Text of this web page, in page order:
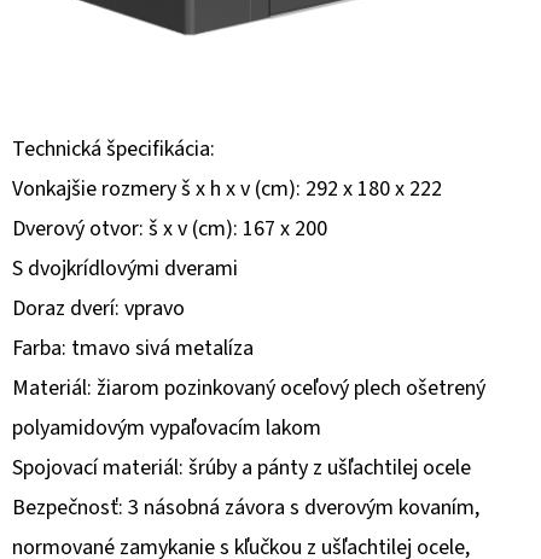
Technická špecifikácia:
Vonkajšie rozmery š x h x v (cm): 292 x 180 x 222
Dverový otvor: š x v (cm): 167 x 200
S dvojkrídlovými dverami
Doraz dverí: vpravo
Farba: tmavo sivá metalíza
Materiál: žiarom pozinkovaný oceľový plech ošetrený
polyamidovým vypaľovacím lakom
Spojovací materiál: šrúby a pánty z ušľachtilej ocele
Bezpečnosť: 3 násobná závora s dverovým kovaním,
normované zamykanie s kľučkou z ušľachtilej ocele,
HĽADAŤ
O
D
P
O
R
Ú
Č
A
M